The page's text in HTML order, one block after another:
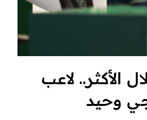
الأكثر.. لاعب
وحيد